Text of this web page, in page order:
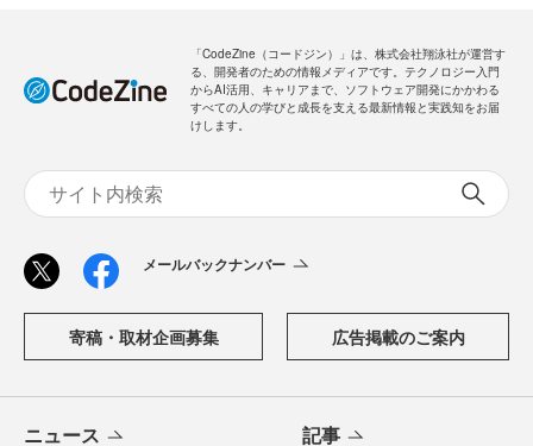
「CodeZine（コードジン）」は、株式会社翔泳社が運営す
る、開発者のための情報メディアです。テクノロジー入門
からAI活用、キャリアまで、ソフトウェア開発にかかわる
すべての人の学びと成長を支える最新情報と実践知をお届
けします。
メールバックナンバー
寄稿・取材企画募集 広告掲載のご案内
ニュース 記事